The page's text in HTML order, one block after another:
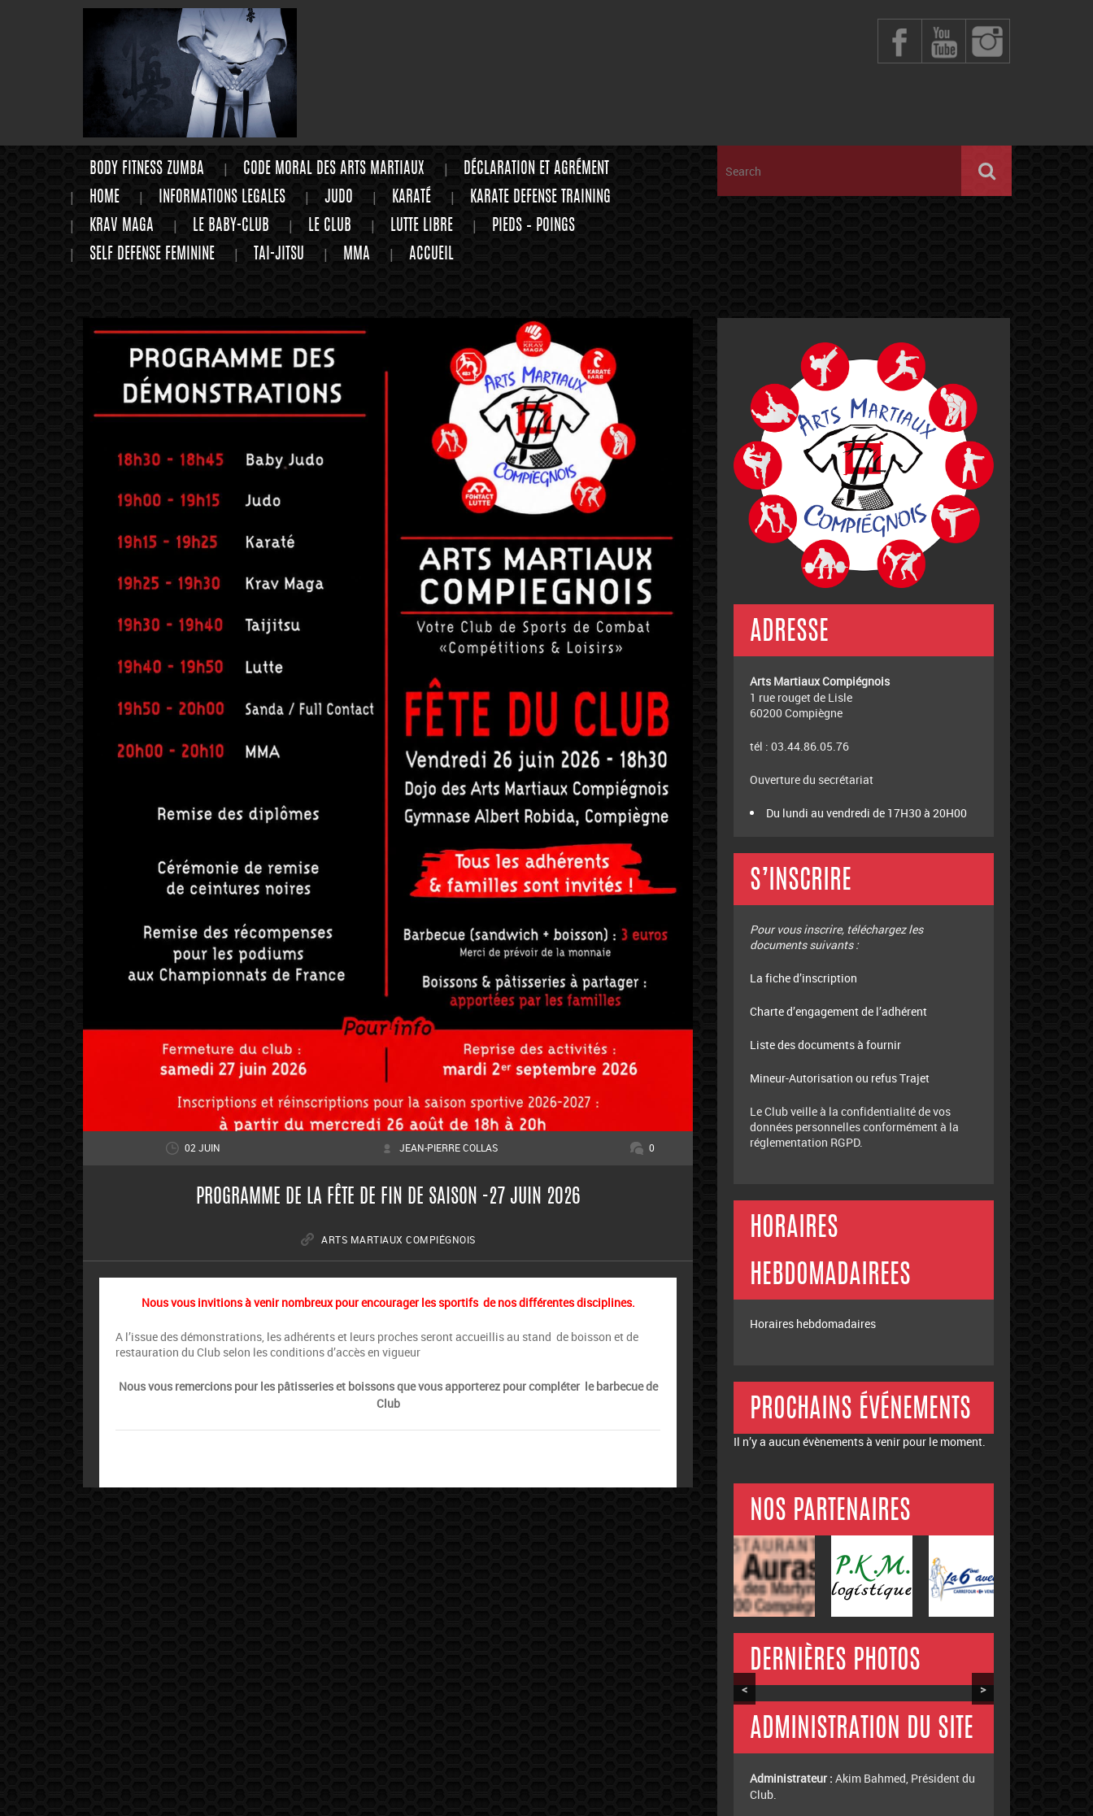
BODY FITNESS ZUMBA CODE MORAL DES ARTS MARTIAUX
DÉCLARATION ET AGRÉMENT
HOME
INFORMATIONS LEGALES JUDO KARATÉ
KARATE DEFENSE TRAINING
KRAV MAGA
LE BABY-CLUB LE CLUB LUTTE LIBRE
PIEDS – POINGS
SELF DEFENSE FEMININE
TAI-JITSU MMA ACCUEIL
02 JUIN JEAN-PIERRE COLLAS 0
PROGRAMME DE LA FÊTE DE FIN DE SAISON -27 JUIN 2026
ARTS MARTIAUX COMPIÉGNOIS
Nous vous invitions à venir nombreux pour encourager les sportifs de nos différentes disciplines.
A l’issue des démonstrations, les adhérents et leurs proches seront accueillis au stand de boisson et de
restauration du Club selon les conditions d’accès en vigueur
Nous vous remercions pour les pâtisseries et boissons que vous apporterez pour compléter le barbecue de
Club
ADRESSE
Arts Martiaux Compiégnois
1 rue rouget de Lisle
60200 Compiègne
tél : 03.44.86.05.76
Ouverture du secrétariat
Du lundi au vendredi de 17H30 à 20H00
S’INSCRIRE
Pour vous inscrire, téléchargez les
documents suivants :
La fiche d’inscription
Charte d’engagement de l’adhérent
Liste des documents à fournir
Mineur-Autorisation ou refus Trajet
Le Club veille à la confidentialité de vos
données personnelles conformément à la
réglementation RGPD.
HORAIRES
HEBDOMADAIREES
Horaires hebdomadaires
PROCHAINS ÉVÉNEMENTS
Il n’y a aucun évènements à venir pour le moment.
NOS PARTENAIRES
DERNIÈRES PHOTOS